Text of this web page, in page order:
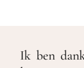
Ik ben